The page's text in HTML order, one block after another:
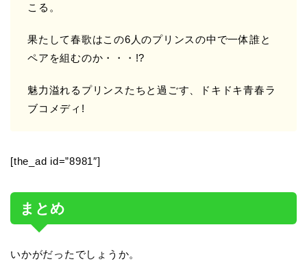
こる。
果たして春歌はこの6人のプリンスの中で一体誰と
ペアを組むのか・・・!?
魅力溢れるプリンスたちと過ごす、ドキドキ青春ラ
ブコメディ!
[the_ad id=”8981″]
まとめ
いかがだったでしょうか。